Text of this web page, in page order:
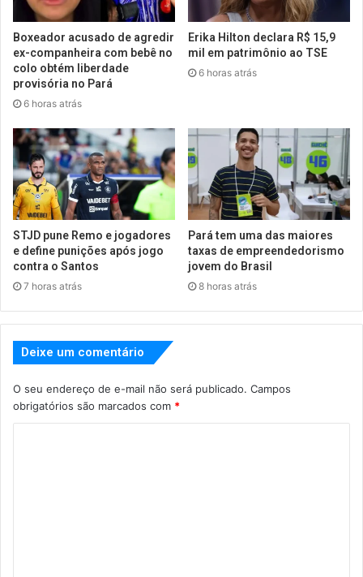
Boxeador acusado de agredir
ex-companheira com bebê no
colo obtém liberdade
provisória no Pará
6 horas atrás
Erika Hilton declara R$ 15,9
mil em patrimônio ao TSE
6 horas atrás
STJD pune Remo e jogadores
e define punições após jogo
contra o Santos
7 horas atrás
Pará tem uma das maiores
taxas de empreendedorismo
jovem do Brasil
8 horas atrás
Deixe um comentário
O seu endereço de e-mail não será publicado. Campos
obrigatórios são marcados com *